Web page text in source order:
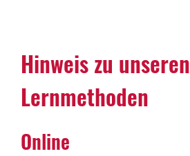
Hinweis zu unseren
Lernmethoden
Online